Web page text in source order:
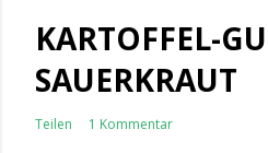
KARTOFFEL-
SAUERKRAUT
Teilen 1 Kommentar